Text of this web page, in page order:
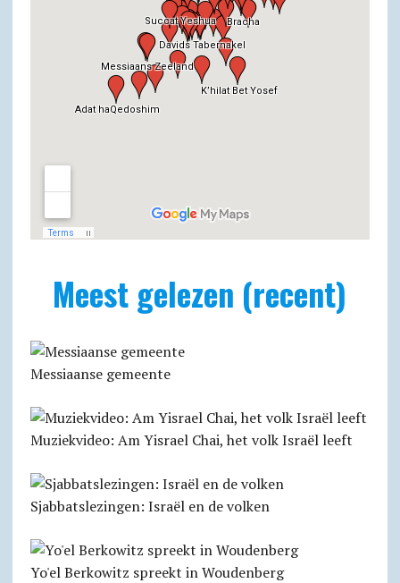
Meest gelezen (recent)
Messiaanse gemeente
Muziekvideo: Am Yisrael Chai, het volk Israël leeft
Sjabbatslezingen: Israël en de volken
Yo'el Berkowitz spreekt in Woudenberg